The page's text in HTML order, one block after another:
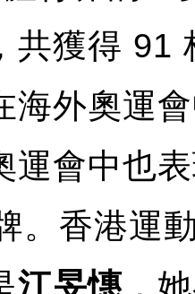
共獲得 91
海外奧運
運會中也
。香港運
江旻憓 ，